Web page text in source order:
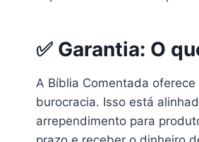
✅ Garantia: O
A Bíblia Comentada
burocracia. Isso está
arrependimento para